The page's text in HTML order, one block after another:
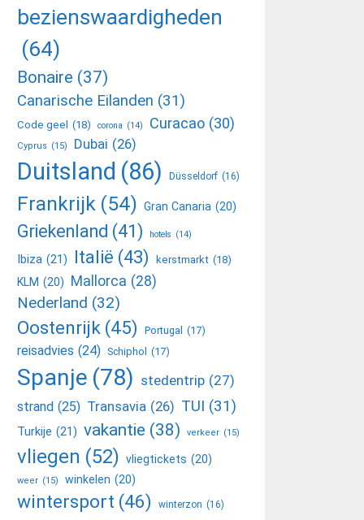
bezienswaardigheden
(64)
Bonaire (37)
Canarische Eilanden (31)
Code geel (18) corona (14) Curacao (30)
Cyprus (15) Dubai (26)
Duitsland (86) Düsseldorf (16)
Frankrijk (54) Gran Canaria (20)
Griekenland (41) hotels (14)
Ibiza (21) Italië (43) kerstmarkt (18)
KLM (20) Mallorca (28)
Nederland (32)
Oostenrijk (45) Portugal (17)
reisadvies (24) Schiphol (17)
Spanje (78) stedentrip (27)
strand (25) Transavia (26) TUI (31)
Turkije (21) vakantie (38) verkeer (15)
vliegen (52) vliegtickets (20)
weer (15) winkelen (20)
wintersport (46) winterzon (16)